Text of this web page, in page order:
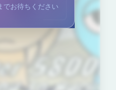
でお待ちください